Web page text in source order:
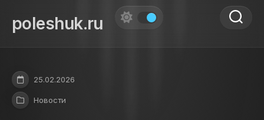
content
poleshuk.ru
25.02.2026
Новости